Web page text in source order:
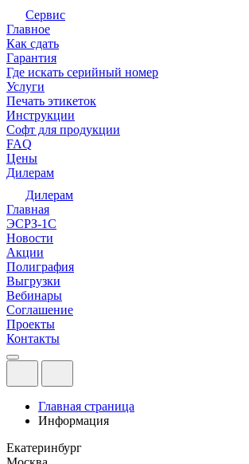
Сервис
Главное
Как сдать
Гарантия
Где искать серийный номер
Услуги
Печать этикеток
Инструкции
Софт для продукции
FAQ
Цены
Дилерам
Дилерам
Главная
ЭСРЗ-1С
Новости
Акции
Полиграфия
Выгрузки
Вебинары
Соглашение
Проекты
Контакты
Главная страница
Информация
Екатеринбург